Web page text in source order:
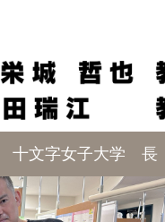
十文字女子大学 長